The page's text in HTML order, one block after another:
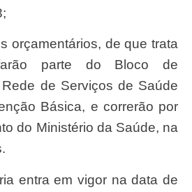
parte do Bloco de
de Serviços de Saúde
Básica, e correrão por
do Ministério da Saúde, na